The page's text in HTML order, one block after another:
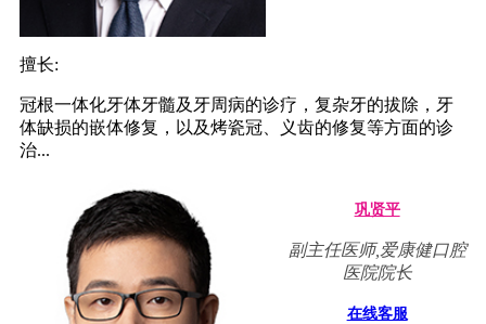
擅长:
冠根一体化牙体牙髓及牙周病的诊疗，复杂牙的拔除，牙
体缺损的嵌体修复，以及烤瓷冠、义齿的修复等方面的诊
治...
巩贤平
副主任医师,爱康健口腔
医院院长
在线客服